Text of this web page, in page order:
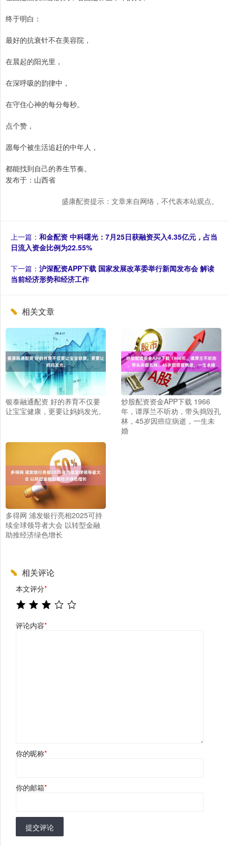
终于明白：
最好的抗衰针不在美容院，
在晨起的阳光里，
在深呼吸的韵律中，
在守住心神的每分每秒。
点个赞，
愿每个被生活追赶的中年人，
都能找到自己的养生节奏。
发布于：山西省
盛康配资提示：文章来自网络，不代表本站观点。
上一篇： 和金配资 中科曙光：7月25日获融资买入4.35亿元，占当
日流入资金比例为22.55%
下一篇： 沪深配资APP下载 国家发展改革委举行新闻发布会 解读
当前经济形势和经济工作
相关文章
银泰融通配资 好的养育不仅要
让宝宝健康，更要让妈妈发光。
炒股配资资金APP下载 1966
年，谭厚兰不听劝，带头捣毁孔
林，45岁因癌症病逝，一生未
婚
多得网 浦发银行亮相2025可持
续全球领导者大会 以转型金融
助推经济绿色增长
相关评论
本文评分*
评论内容*
你的昵称*
你的邮箱*
提交评论